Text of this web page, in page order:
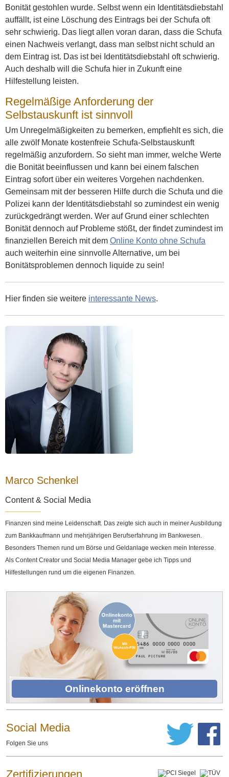
Bonität gestohlen wurde. Selbst wenn ein Identitätsdiebstahl
auffällt, ist eine Löschung des Eintrags bei der Schufa oft
sehr schwierig. Das liegt allen voran daran, dass die Schufa
einen Nachweis verlangt, dass man selbst nicht schuld an
dem Eintrag ist. Das ist bei Identitätsdiebstahl oft schwierig.
Auch deshalb will die Schufa hier in Zukunft eine
Hilfestellung leisten.
Regelmäßige Anforderung der
Selbstauskunft ist sinnvoll
Um Unregelmäßigkeiten zu bemerken, empfiehlt es sich, die
alle zwölf Monate kostenfreie Schufa-Selbstauskunft
regelmäßig anzufordern. So sieht man immer, welche Werte
die Bonität beeinflussen und kann bei einem falschen
Eintrag sofort über ein weiteres Vorgehen nachdenken.
Gemeinsam mit der besseren Hilfe durch die Schufa und die
Polizei kann der Identitätsdiebstahl so zumindest ein wenig
zurückgedrängt werden. Wer auf Grund einer schlechten
Bonität dennoch auf Probleme stößt, der findet zumindest im
finanziellen Bereich mit dem Online Konto ohne Schufa
auch weiterhin eine sinnvolle Alternative, um bei
Bonitätsproblemen dennoch liquide zu sein!
Hier finden sie weitere interessante News.
Marco Schenkel
Content & Social Media
Finanzen sind meine Leidenschaft. Das zeigte sich auch in meiner Ausbildung
zum Bankkaufmann und mehrjährigen Berufserfahrung im Bankwesen.
Besonders Themen rund um Börse und Geldanlage wecken mein Interesse.
Als Content Creator und Social Media Manager gebe ich Tipps und
Hilfestellungen rund um die eigenen Finanzen.
Onlinekonto eröffnen
Social Media
Folgen Sie uns
Zertifizierungen